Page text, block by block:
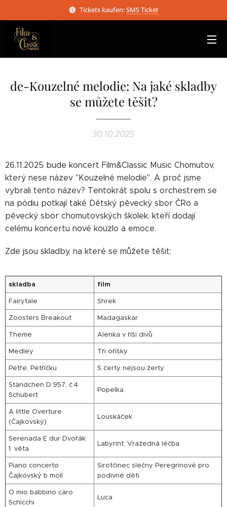
Tickets kaufen:SMS Ticket
de-Kouzelné melodie: Na jaké skladby
se můžete těšit?
30.10.2025
26.11.2025 bude koncert Film&Classic Music Chomutov,
který nese název "Kouzelné melodie". A proč jsme
vybrali tento název? Tentokrát spolu s orchestrem se
na pódiu potkají také Dětský pěvecký sbor ČRo a
pěvecký sbor chomutovských školek, kteří dodají
celému koncertu nové kouzlo a emoce.
Zde jsou skladby, na které se můžete těšit:
skladba
film
Fairytale
Shrek
Zoosters Breakout
Madagaskar
Theme
Alenka v říši divů
Medley
Tři oříšky
Petře, Petříčku
S čerty nejsou žerty
Ständchen D.957, č.4
Schubert
Popelka
A little Overture
(Čajkovský)
Louskáček
Serenada E dur Dvořák
1. věta
Labyrint: Vražedná léčba
Piano concerto
Čajkovský b moll
Sirotčinec slečny Peregrinové pro
podivné děti
O mio babbino caro
Schicchi
Luca